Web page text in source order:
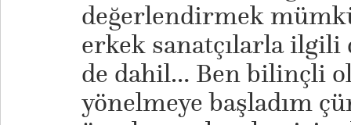
değerlendirmek
erkek sanatçılarla
de dahil… Ben bilinçli
yönelmeye başladım